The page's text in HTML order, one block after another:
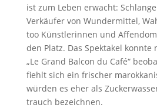
ist zum Leben erwacht:
Verkäufer von Wun­der­mit­tel,
too Kün­st­lerin­nen und
den Platz. Das Spek­takel
„Le Grand Bal­con du Café“
fiehlt sich ein frisch­er
wür­den es eher als
trauch bezeichnen.